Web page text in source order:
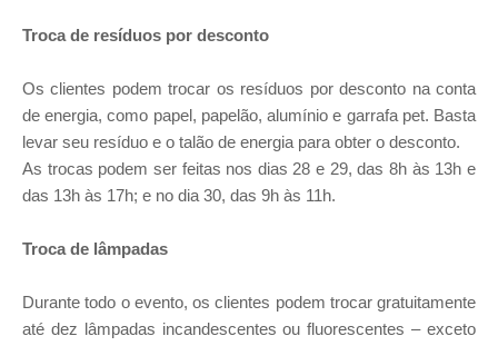
Troca de resíduos por desconto
Os clientes podem trocar os resíduos por desconto na conta
de energia, como papel, papelão, alumínio e garrafa pet. Basta
levar seu resíduo e o talão de energia para obter o desconto.
As trocas podem ser feitas nos dias 28 e 29, das 8h às 13h e
das 13h às 17h; e no dia 30, das 9h às 11h.
Troca de lâmpadas
Durante todo o evento, os clientes podem trocar gratuitamente
até dez lâmpadas incandescentes ou fluorescentes – exceto